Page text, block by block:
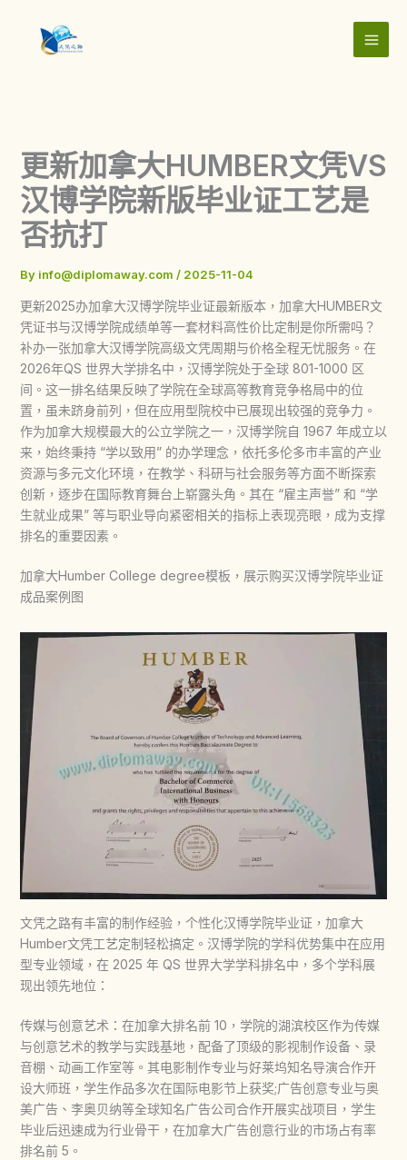
content
更新加拿大HUMBER文凭VS
汉博学院新版毕业证工艺是
否抗打
By info@diplomaway.com / 2025-11-04
更新2025办加拿大汉博学院毕业证最新版本，加拿大HUMBER文
凭证书与汉博学院成绩单等一套材料高性价比定制是你所需吗？
补办一张加拿大汉博学院高级文凭周期与价格全程无忧服务。在
2026年QS 世界大学排名中，汉博学院处于全球 801-1000 区
间。这一排名结果反映了学院在全球高等教育竞争格局中的位
置，虽未跻身前列，但在应用型院校中已展现出较强的竞争力。
作为加拿大规模最大的公立学院之一，汉博学院自 1967 年成立以
来，始终秉持 “学以致用” 的办学理念，依托多伦多市丰富的产业
资源与多元文化环境，在教学、科研与社会服务等方面不断探索
创新，逐步在国际教育舞台上崭露头角。其在 “雇主声誉” 和 “学
生就业成果” 等与职业导向紧密相关的指标上表现亮眼，成为支撑
排名的重要因素。
加拿大Humber College degree模板，展示购买汉博学院毕业证
成品案例图
文凭之路有丰富的制作经验，个性化汉博学院毕业证，加拿大
Humber文凭工艺定制轻松搞定。汉博学院的学科优势集中在应用
型专业领域，在 2025 年 QS 世界大学学科排名中，多个学科展
现出领先地位：
传媒与创意艺术：在加拿大排名前 10，学院的湖滨校区作为传媒
与创意艺术的教学与实践基地，配备了顶级的影视制作设备、录
音棚、动画工作室等。其电影制作专业与好莱坞知名导演合作开
设大师班，学生作品多次在国际电影节上获奖;广告创意专业与奥
美广告、李奥贝纳等全球知名广告公司合作开展实战项目，学生
毕业后迅速成为行业骨干，在加拿大广告创意行业的市场占有率
排名前 5。